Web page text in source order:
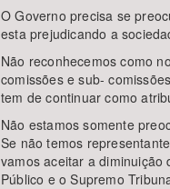
O Governo precisa se
esta prejudicando a
Não reconhecemos como
comissões e sub-
tem de continuar como
Não estamos somente
Se não temos
vamos aceitar a
Público e o Supremo